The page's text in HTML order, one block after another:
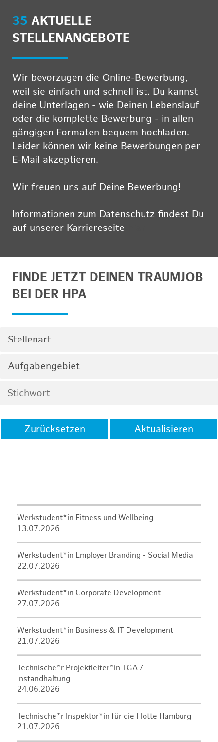
35 AKTUELLE
STELLENANGEBOTE
Wir bevorzugen die Online-Bewerbung,
weil sie einfach und schnell ist. Du kannst
deine Unterlagen - wie Deinen Lebenslauf
oder die komplette Bewerbung - in allen
gängigen Formaten bequem hochladen.
Leider können wir keine Bewerbungen per
E-Mail akzeptieren.
Wir freuen uns auf Deine Bewerbung!
Informationen zum Datenschutz findest Du
auf unserer Karriereseite
FINDE JETZT DEINEN TRAUMJOB
BEI DER HPA
Stellenart
Aufgabengebiet
Zurücksetzen Aktualisieren
Werkstudent*in Fitness und Wellbeing
13.07.2026
Werkstudent*in Employer Branding - Social Media
22.07.2026
Werkstudent*in Corporate Development
27.07.2026
Werkstudent*in Business & IT Development
21.07.2026
Technische*r Projektleiter*in TGA /
Instandhaltung
24.06.2026
Technische*r Inspektor*in für die Flotte Hamburg
21.07.2026